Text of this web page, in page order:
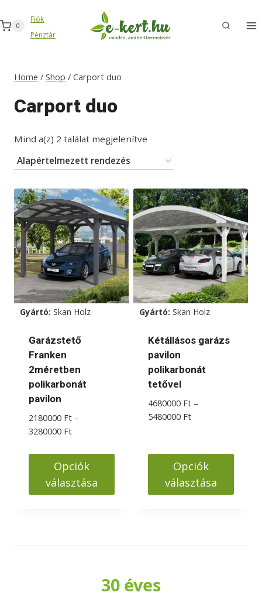
to
content
0
Fiók
Pénztár
Home / Shop / Carport duo
Carport duo
Mind a(z) 2 találat megjelenítve
Gyártó: Skan Holz
Garázstető
Franken
2méretben
polikarbonát
pavilon
2180000 Ft –
3280000 FtÁrtartomány:
-
3280000 Ft
Opciók
választása
Gyártó: Skan Holz
Kétállásos garázs
pavilon
polikarbonát
tetővel
4680000 Ft –
5480000 FtÁrtartomány:
5480000 Ft
Opciók
választása
van.
30 éves